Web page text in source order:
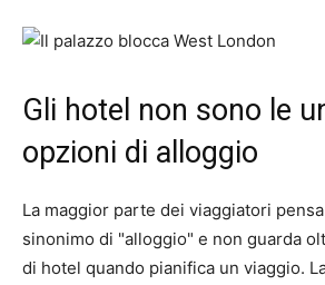
Gli hotel non sono le
opzioni di alloggio
La maggior parte dei viaggiatori
sinonimo di "alloggio" e non guarda
di hotel quando pianifica un viaggio.